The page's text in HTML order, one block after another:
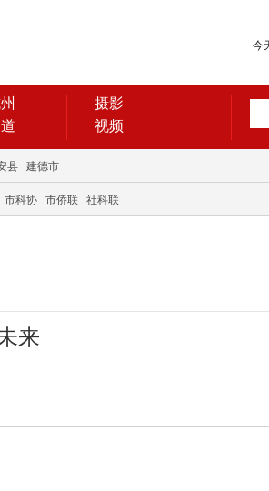
今
摄影
视频
县 建德市
市科协 市侨联 社科联
来